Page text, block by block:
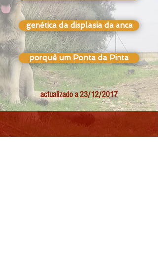
genética da displasia da anca
porquê um Ponta da Pinta
actualizado a 23/12/2017